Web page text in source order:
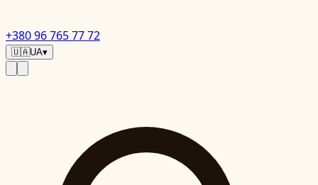
+380 96 765 77 72
🇺🇦UA▾